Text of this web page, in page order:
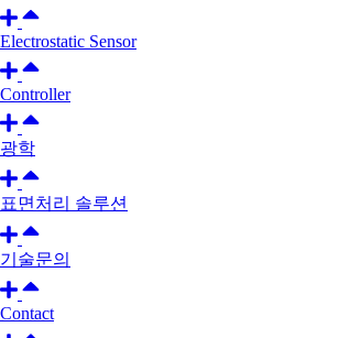
Electrostatic Sensor
Controller
광학
표면처리 솔루션
기술문의
Contact